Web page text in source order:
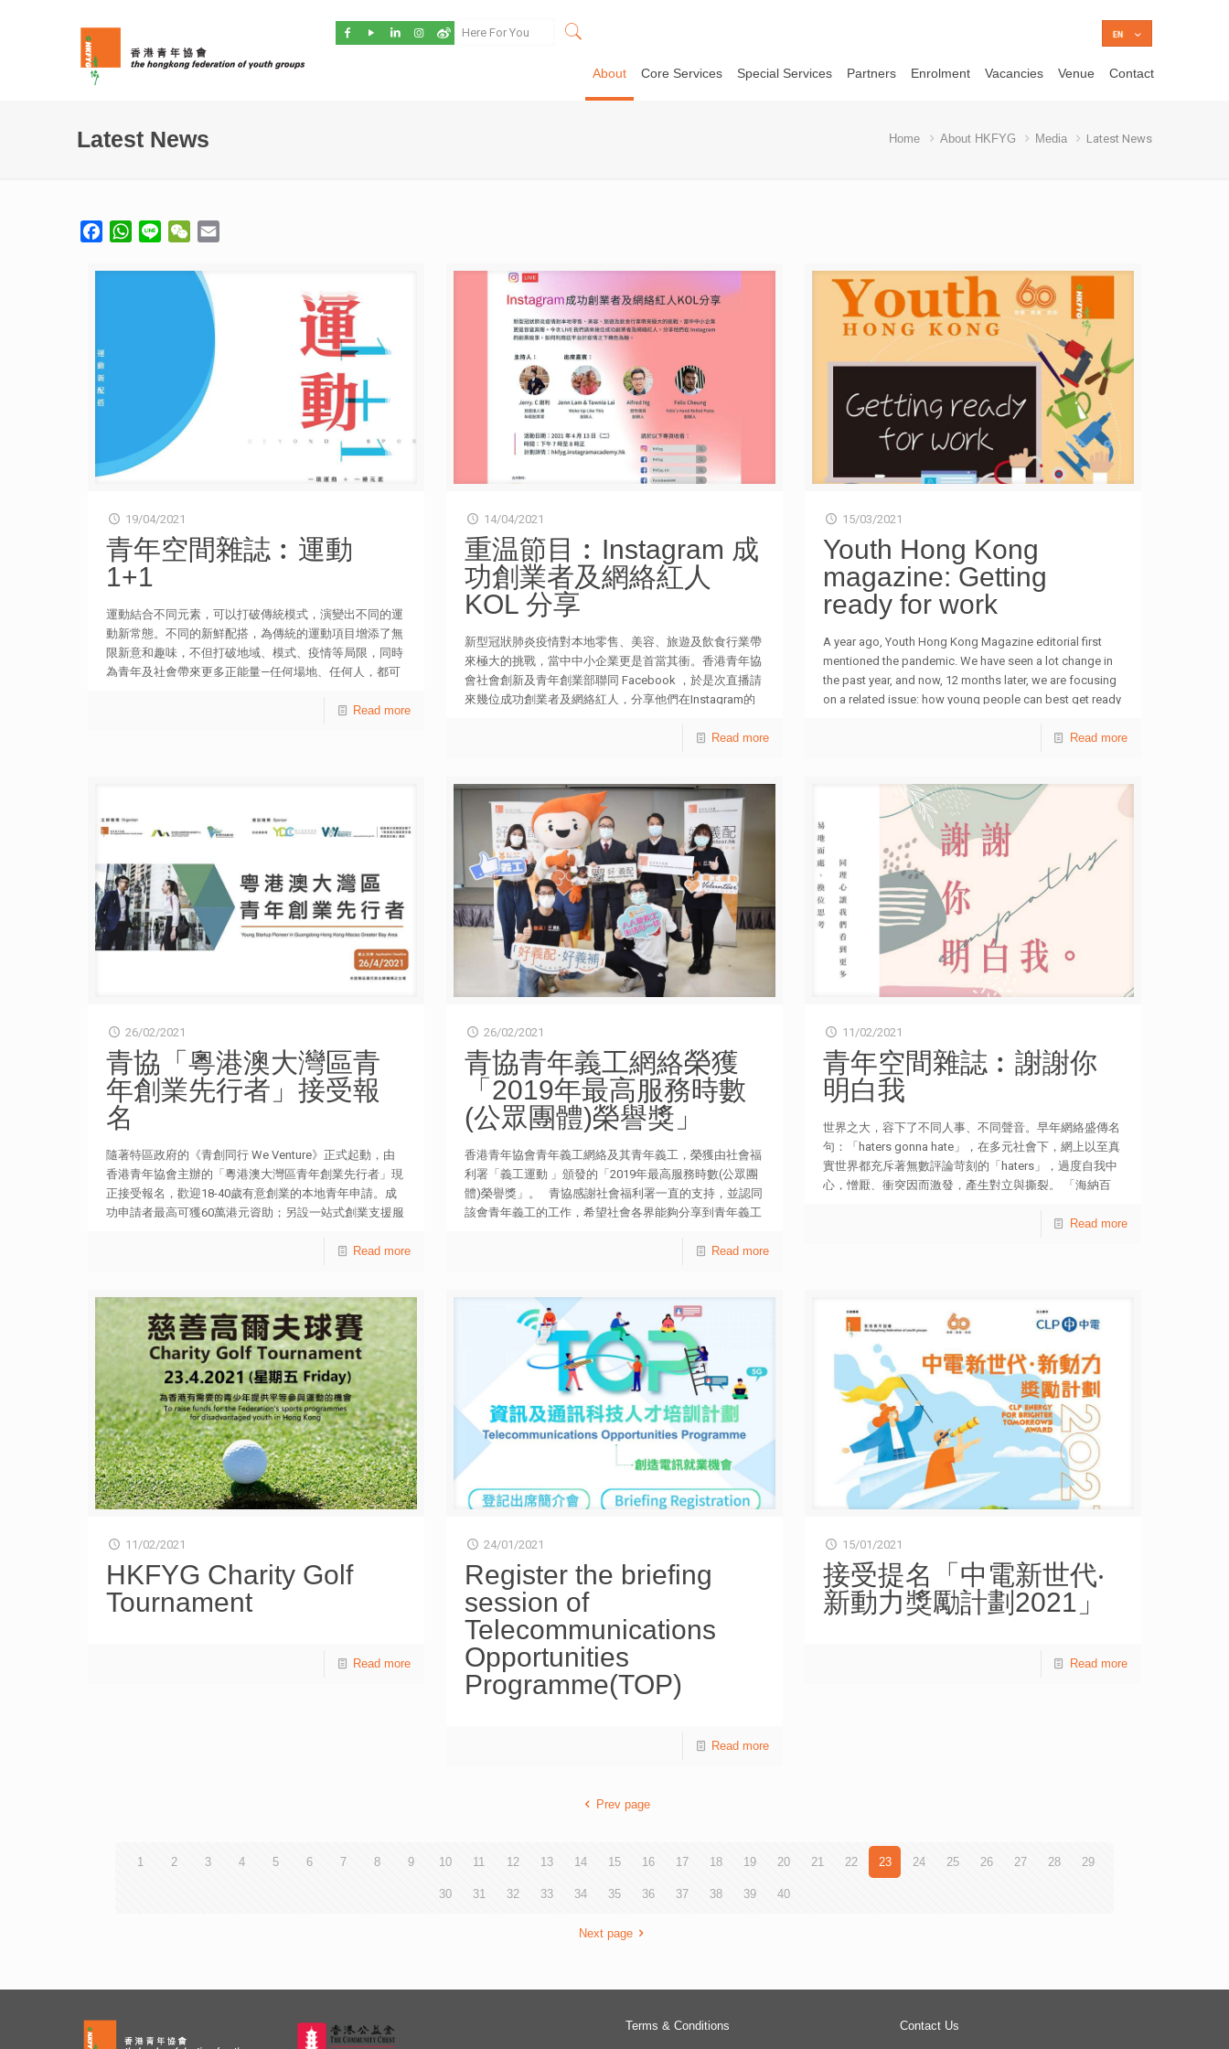
About Core Services Special Services Partners Enrolment Vacancies Venue Contact
Latest News Home About HKFYG Media Latest News
FacebookWhatsApp
Line WeChat
19/04/2021
青年空間雜誌︰運動
1+1
運動結合不同元素，可以打破傳統模式，演變出不同的運
動新常態。不同的新鮮配搭，為傳統的運動項目增添了無
限新意和趣味，不但打破地域、模式、疫情等局限，同時
為青年及社會帶來更多正能量—任何場地、任何人，都可
添一份額外意義，燃點推動力！ 網上電子版按此 想安
Read more
14/04/2021
重温節目︰Instagram 成
功創業者及網絡紅人
KOL 分享
新型冠狀肺炎疫情對本地零售、美容、旅遊及飲食行業帶
來極大的挑戰，當中中小企業更是首當其衝。香港青年協
會社會創新及青年創業部聯同 Facebook ，於是次直播請
來幾位成功創業者及網絡紅人，分享他們在Instagram的
人： 旅遊達人兼創業家 — Jerry.C 謝利 出席嘉賓：
Rolled Pasta 創辦人 — Felix Cheung
Read more
15/03/2021
Youth Hong Kong
magazine: Getting
ready for work
A year ago, Youth Hong Kong Magazine editorial first
mentioned the pandemic. We have seen a lot change in
the past year, and now, 12 months later, we are focusing
on a related issue: how young people can best get ready
mostly become a virtual experience. Online versionRead more
26/02/2021
青協「粵港澳大灣區青
年創業先行者」接受報
名
隨著特區政府的《青創同行 We Venture》正式起動，由
香港青年協會主辦的「粵港澳大灣區青年創業先行者」現
正接受報名，歡迎18-40歲有意創業的本地青年申請。成
功申請者最高可獲60萬港元資助；另設一站式創業支援服
sic.hkfyg.org.hk 。 由香港青年協會主辦的「粵港澳大灣
資助，是《青創同行We Venture》旗下項目。有意創業的
18至40歲本地青年，如具備一年內於本港或大灣區城市開
業的實際創業構思，或已開業不多於三年的初創業務，可
以申請最高60萬港元資助，當中包括青協提供的12萬港元
免息貸款，以及青年發展基金的48萬港元資助。 另外，
青協「社會創新及青年創業部」將會提供貼地營商培訓、
創業導師及專業諮詢、業界交流、一年免租辦公空間等一
站式創業支援服務，亦會到內地考察初創基地，增加與大
灣區城市的聯繫，有助青年開展業務。 青協自2002年
起推行多個創業重點項目，包括推行「香港青年創業計
劃」；於2014年與前海管理局、深圳青聯三方發起成立
局成立的青年發展基金，為16間初創企業提供起動資金。
Read more
26/02/2021
青協青年義工網絡榮獲
「2019年最高服務時數
(公眾團體)榮譽獎」
香港青年協會青年義工網絡及其青年義工，榮獲由社會福
利署「義工運動​ 」頒發的「2019年最高服務時數(公眾團
體)榮譽獎」。 青協感謝社會福利署一直的支持，並認同
該會青年義工的工作，希望社會各界能夠分享到青年義工
工作帶到社會每一角落，體現重要的社會價值。 疫情持
服務。 無論疫情如何變化，青協希望青年義工的熱情都
能夠繼續感染大家，一齊努力，細心留意社會的需要，展
現關愛，以行動作出回應。
Read more
11/02/2021
青年空間雜誌︰謝謝你
明白我
世界之大，容下了不同人事、不同聲音。早年網絡盛傳名
句：「haters gonna hate」，在多元社會下，網上以至真
實世界都充斥著無數評論苛刻的「haters」，過度自我中
心，憎厭、衝突因而激發，產生對立與撕裂。 「海納百
複雜的社會問題，嘗試放下自我，縮小自己——設身處地
http://bit.ly/ysm_web
Read more
11/02/2021
HKFYG Charity Golf
Tournament
Read more
24/01/2021
Register the briefing
session of
Telecommunications
Opportunities
Programme(TOP)
Read more
15/01/2021
接受提名「中電新世代‧
新動力獎勵計劃2021」
Read more
Prev page
1 2 3 4 5 6 7 8 9 10 11 12 13 14 15 16 17 18 19 20 21 22 23 24 25 26 27 28 29
30 31 32 33 34 35 36 37 38 39 40
Next page
Terms & Conditions Contact Us